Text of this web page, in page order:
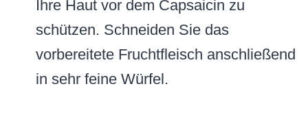
Ihre Haut vor dem Capsaicin zu
schützen. Schneiden Sie das
vorbereitete Fruchtfleisch anschließend
in sehr feine Würfel.